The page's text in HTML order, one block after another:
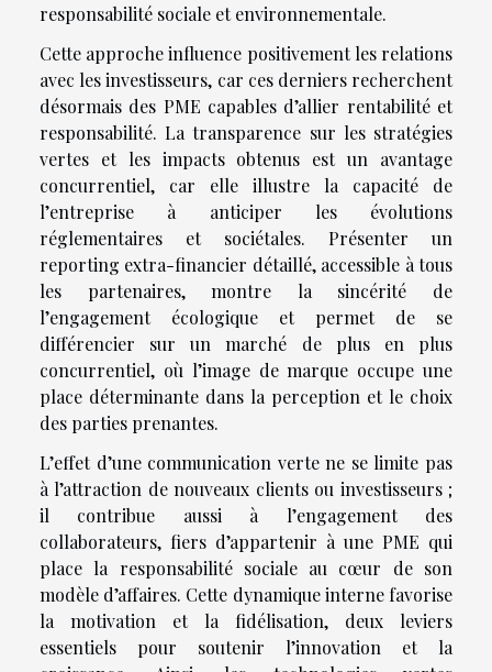
responsabilité sociale et environnementale.
Cette approche influence positivement les relations
avec les investisseurs, car ces derniers recherchent
désormais des PME capables d’allier rentabilité et
responsabilité. La transparence sur les stratégies
vertes et les impacts obtenus est un avantage
concurrentiel, car elle illustre la capacité de
l’entreprise à anticiper les évolutions
réglementaires et sociétales. Présenter un
reporting extra-financier détaillé, accessible à tous
les partenaires, montre la sincérité de
l’engagement écologique et permet de se
différencier sur un marché de plus en plus
concurrentiel, où l’image de marque occupe une
place déterminante dans la perception et le choix
des parties prenantes.
L’effet d’une communication verte ne se limite pas
à l’attraction de nouveaux clients ou investisseurs ;
il contribue aussi à l’engagement des
collaborateurs, fiers d’appartenir à une PME qui
place la responsabilité sociale au cœur de son
modèle d’affaires. Cette dynamique interne favorise
la motivation et la fidélisation, deux leviers
essentiels pour soutenir l’innovation et la